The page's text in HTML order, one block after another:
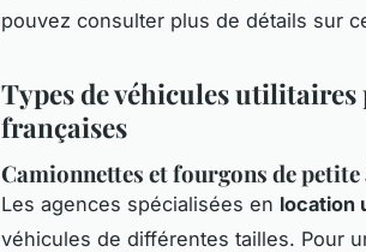
pouvez consulter plus de détails sur
Types de véhicules utilitaires
françaises
Camionnettes et fourgons de petite
Les agences spécialisées en location
véhicules de différentes tailles. Pour